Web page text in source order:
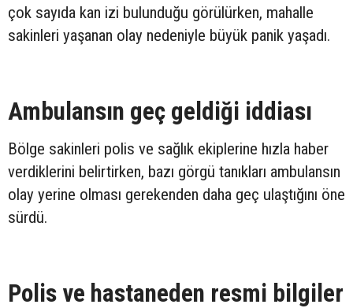
çok sayıda kan izi bulunduğu görülürken, mahalle
sakinleri yaşanan olay nedeniyle büyük panik yaşadı.
Ambulansın geç geldiği iddiası
Bölge sakinleri polis ve sağlık ekiplerine hızla haber
verdiklerini belirtirken, bazı görgü tanıkları ambulansın
olay yerine olması gerekenden daha geç ulaştığını öne
sürdü.
Polis ve hastaneden resmi bilgiler